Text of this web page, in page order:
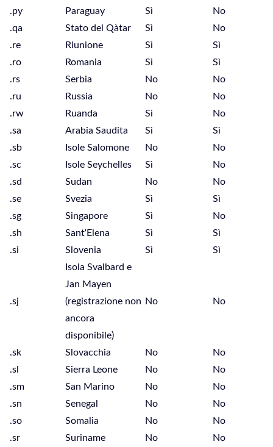
.py Paraguay Sì
No
.qa
Stato del Qàtar Sì
No
.re
Riunione Sì
Sì
.ro
Romania Sì
Sì
.rs
Serbia No
No
.ru
Russia No
No
.rw
Ruanda Sì
No
.sa
Arabia Saudita Sì
Sì
.sb
Isole Salomone No
No
.sc
Isole Seychelles Sì
No
.sd
Sudan No
No
.se
Svezia Sì
Sì
.sg
Singapore Sì
No
.sh
Sant‘Elena Sì
Sì
.si
Slovenia Sì Sì
.sj
Isola Svalbard e
Jan Mayen
(registrazione non
ancora
disponibile)
No No
.sk Slovacchia No
No
.sl
Sierra Leone No
No
.sm
San Marino No
No
.sn
Senegal No
No
.so
Somalia No
No
.sr
Suriname No No